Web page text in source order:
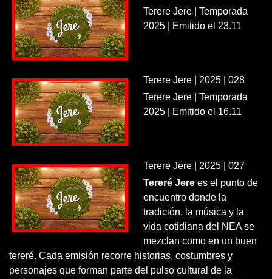
Terere Jere | Temporada
2025 | Emitido el 23.11
Terere Jere | 2025 | 028
Terere Jere | Temporada
2025 | Emitido el 16.11
Terere Jere | 2025 | 027
Tereré Jerees el punto de
encuentro donde la
tradición, la música y la
vida cotidiana del NEA se
mezclan como en un buen
tereré. Cada emisión recorre historias, costumbres y
personajes que forman parte del pulso cultural de la